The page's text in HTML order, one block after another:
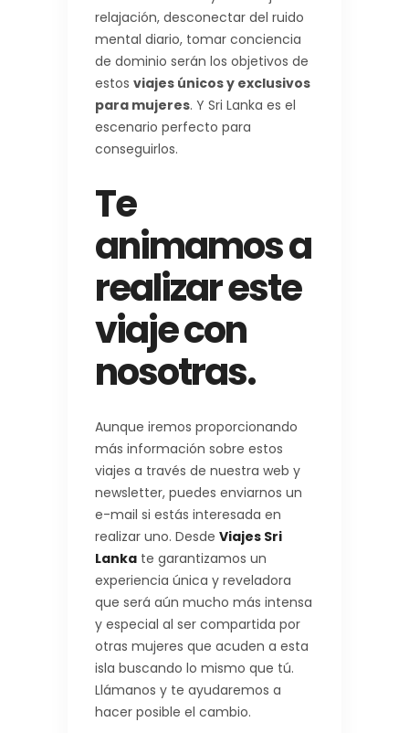
relajación, desconectar del ruido
mental diario, tomar conciencia
de dominio serán los objetivos de
estos viajes únicos y exclusivos
para mujeres. Y Sri Lanka es el
escenario perfecto para
conseguirlos.
Te
animamos a
realizar este
viaje con
nosotras.
Aunque iremos proporcionando
más información sobre estos
viajes a través de nuestra web y
newsletter, puedes enviarnos un
e-mail si estás interesada en
realizar uno. Desde Viajes Sri
Lanka te garantizamos un
experiencia única y reveladora
que será aún mucho más intensa
y especial al ser compartida por
otras mujeres que acuden a esta
isla buscando lo mismo que tú.
Llámanos y te ayudaremos a
hacer posible el cambio.